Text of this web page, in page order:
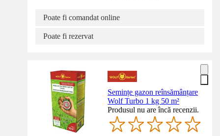
Poate fi comandat online
Poate fi rezervat
Semințe gazon reînsămânțare
Wolf Turbo 1 kg 50 m²
Produsul nu are încă recenzii.